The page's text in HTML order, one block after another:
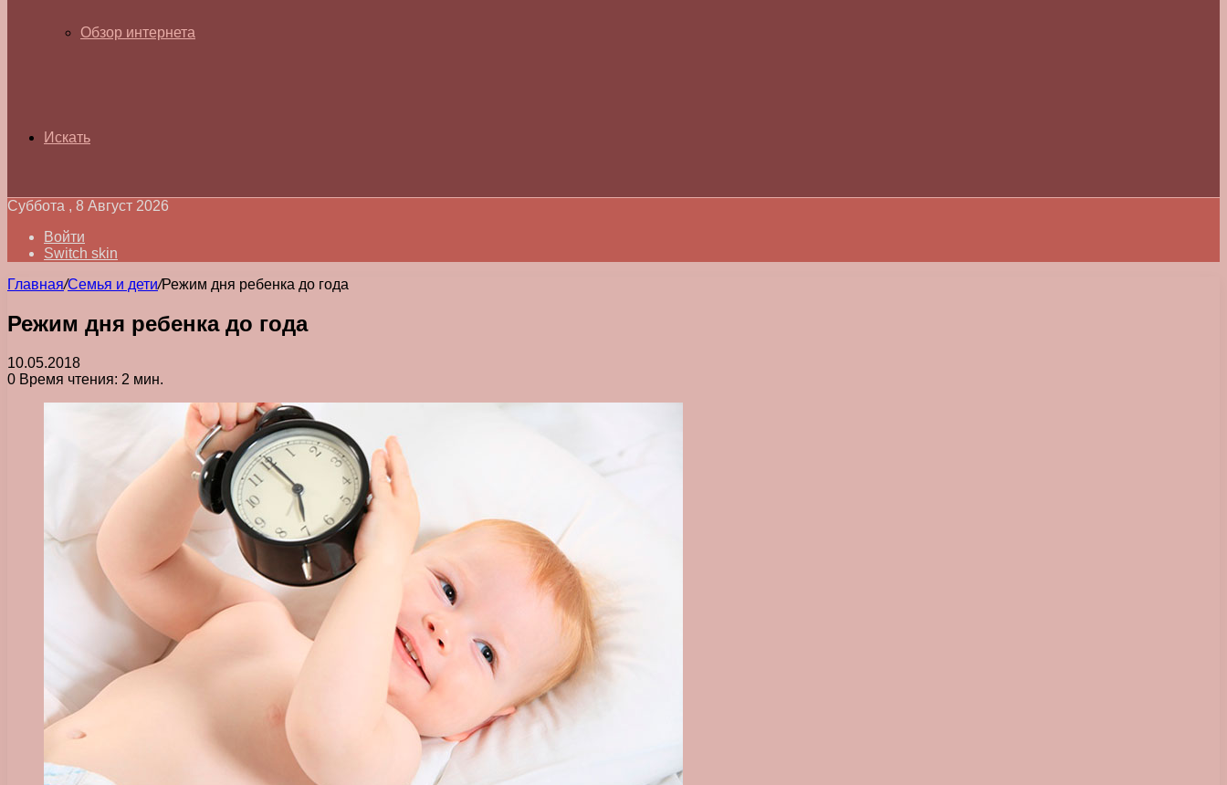
Обзор интернета
Искать
Суббота , 8 Август 2026
Войти
Switch skin
Главная/Семья и дети/Режим дня ребенка до года
Режим дня ребенка до года
10.05.2018
0 Время чтения: 2 мин.